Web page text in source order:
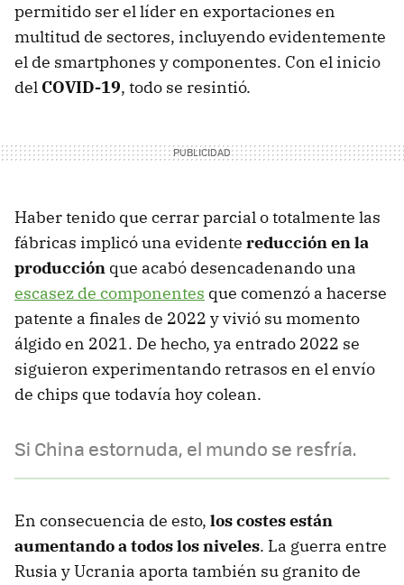
permitido ser el líder en exportaciones en
multitud de sectores, incluyendo evidentemente
el de smartphones y componentes. Con el inicio
del COVID-19, todo se resintió.
Haber tenido que cerrar parcial o totalmente las
fábricas implicó una evidente reducción en la
producción que acabó desencadenando una
escasez de componentes que comenzó a hacerse
patente a finales de 2022 y vivió su momento
álgido en 2021. De hecho, ya entrado 2022 se
siguieron experimentando retrasos en el envío
de chips que todavía hoy colean.
Si China estornuda, el mundo se resfría.
En consecuencia de esto, los costes están
aumentando a todos los niveles. La guerra entre
Rusia y Ucrania aporta también su granito de